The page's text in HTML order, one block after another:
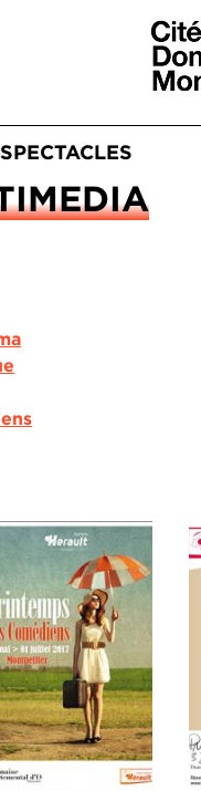
SPECTACLES
Fermer